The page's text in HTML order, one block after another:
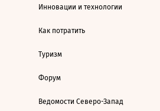
Инновации и технологии
Как потратить
Туризм
Форум
Ведомости Северо-Запад